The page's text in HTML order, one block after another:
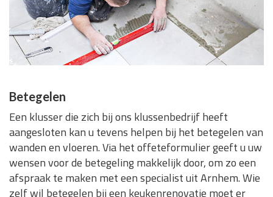
Betegelen
Een klusser die zich bij ons klussenbedrijf heeft
aangesloten kan u tevens helpen bij het betegelen van
wanden en vloeren. Via het offeteformulier geeft u uw
wensen voor de betegeling makkelijk door, om zo een
afspraak te maken met een specialist uit Arnhem. Wie
zelf wil betegelen bij een keukenrenovatie moet er